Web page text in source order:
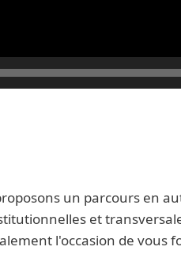
un parcours en
et
l'occasion de vous